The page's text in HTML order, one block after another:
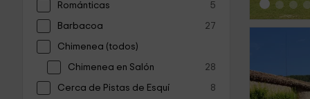
Románticas 5
Barbacoa 27
Chimenea (todos)
Chimenea en Salón 28
Cerca de Pistas de Esquí 8